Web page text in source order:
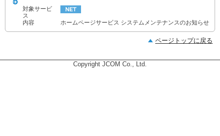
対象サービ
ス
内容
ホームページサービス システムメンテナンスのお知らせ
ページトップに戻る
Copyright JCOM Co., Ltd.